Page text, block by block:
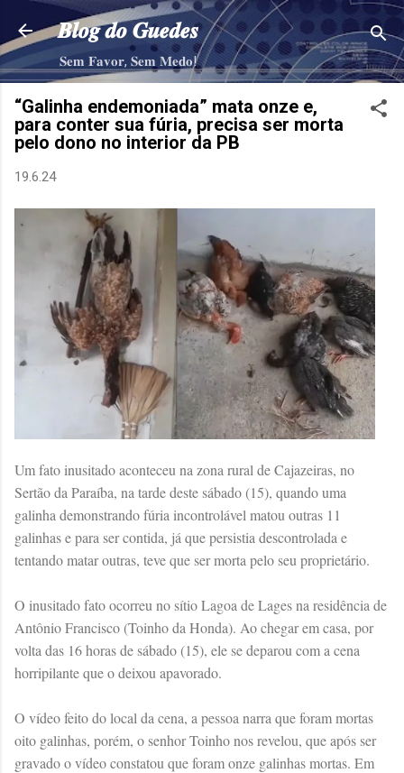
Pular para o conteúdo principal
𝑩𝒍𝒐𝒈 𝒅𝒐 𝑮𝒖𝒆𝒅𝒆𝒔
𝐒𝐞𝐦 𝐅𝐚𝐯𝐨𝐫, 𝐒𝐞𝐦 𝐌𝐞𝐝𝐨!
“Galinha endemoniada” mata onze e,
para conter sua fúria, precisa ser morta
pelo dono no interior da PB
19.6.24
Um fato inusitado aconteceu na zona rural de Cajazeiras, no
Sertão da Paraíba, na tarde deste sábado (15), quando uma
galinha demonstrando fúria incontrolável matou outras 11
galinhas e para ser contida, já que persistia descontrolada e
tentando matar outras, teve que ser morta pelo seu proprietário.
O inusitado fato ocorreu no sítio Lagoa de Lages na residência de
Antônio Francisco (Toinho da Honda). Ao chegar em casa, por
volta das 16 horas de sábado (15), ele se deparou com a cena
horripilante que o deixou apavorado.
O vídeo feito do local da cena, a pessoa narra que foram mortas
oito galinhas, porém, o senhor Toinho nos revelou, que após ser
gravado o vídeo constatou que foram onze galinhas mortas. Em